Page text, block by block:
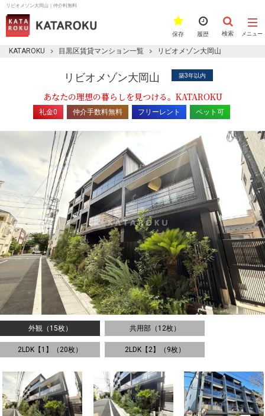
リビオメゾン大岡山｜仲介料無料
メニュー
検索
履歴
保存
KATAROKU 目黒区賃貸マンション一覧 リビオメゾン大岡山
リビオメゾン大岡山 築3年以内
あなたの理想の暮らしを見つける。KATAROKU
礼金0 仲介手数料無料 フリーレント ペット可
外観（15枚） 共用部（12枚）
2LDK【1】（20枚） 2LDK【2】（9枚）